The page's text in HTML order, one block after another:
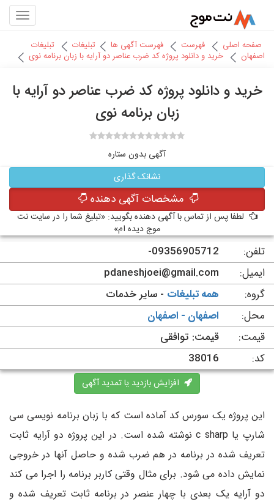
صفحه اصلی فهرست فهرست آگهی ها تبلیغات
تبلیغات
اصفهان
خرید و دانلود پروژه کد ضرب عناصر دو آرایه با زبان برنامه نوی
خرید و دانلود پروژه کد ضرب عناصر دو آرایه با
زبان برنامه نوی
آگهی بدون ستاره
نشانک گذاری
مشخصات آگهی دهنده
لطفا پس از تماس با آگهی دهنده بگویید: «تبلیغ شما را در سایت نت
موج دیده ام»
تلفن:
09356905712-
ایمیل:
pdaneshjoei@gmail.com
گروه:
همه تبلیغات - سایر خدمات
محل:
اصفهان - اصفهان
قیمت:
قیمت: توافقی
کد:
38016
افزایش بازدید یا تمدید آگهی
این پروژه یک سورس کد آماده است که با زبان برنامه نویسی سی
شارپ یا c sharp نوشته شده است. در این پروژه دو آرایه ثابت
تعریف شده در برنامه در هم ضرب شده و حاصل آنها در خروجی
نمایش داده می شود. برای مثال وقتی کاربر برنامه را اجرا می کند
دو آرایه یک بعدی با چهار عنصر در برنامه ثابت تعریف شده و